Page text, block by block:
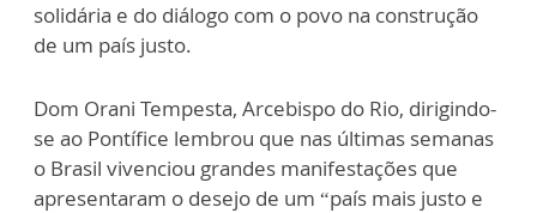
solidária e do diálogo com o povo na construção
de um país justo.
Dom Orani Tempesta, Arcebispo do Rio, dirigindo-
se ao Pontífice lembrou que nas últimas semanas
o Brasil vivenciou grandes manifestações que
apresentaram o desejo de um “país mais justo e